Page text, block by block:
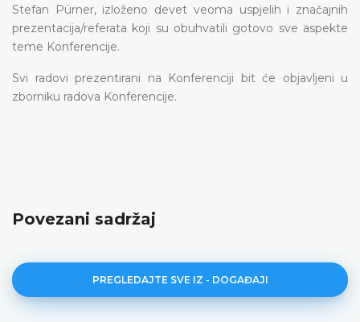
Stefan Pürner,izloženo devet veoma uspjelih i značajnih
prezentacija/referata koji su obuhvatili gotovo sve aspekte
teme Konferencije.
Svi radovi prezentirani na Konferenciji bit će objavljeni u
zborniku radova Konferencije.
Povezani sadržaj
PREGLEDAJTE SVE IZ - DOGAĐAJI